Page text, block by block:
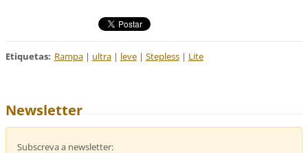
Etiquetas: Rampa | ultra | leve | Stepless | Lite
Newsletter
Subscreva a newsletter: